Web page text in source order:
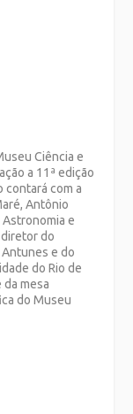
Ciência e
a 11ª edição
contará com a
Antônio
e
diretor do
Antunes e do
do Rio de
mesa
do Museu